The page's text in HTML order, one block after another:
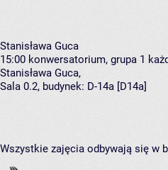
Stanisława Guca
15:00 konwersatorium, grupa 1
Stanisława Guca,
Sala 0.2, budynek: D-14a [D14a]
Wszystkie zajęcia odbywają się w